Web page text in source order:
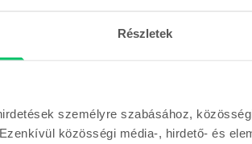
Részletek
személyre szabásához,
közösségi média-, hirdető- és
Hasonló termékek